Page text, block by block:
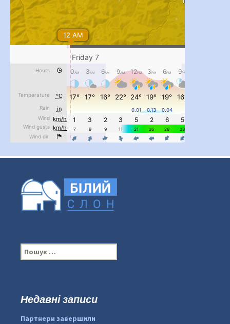
#PipIvanToday...
#PipIvanToday
pimrec_project
П
о
:Недавні записи
Партнери завершили